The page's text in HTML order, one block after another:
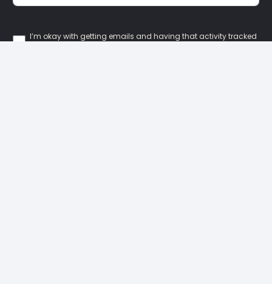
I’m okay with getting emails and having that activity tracked